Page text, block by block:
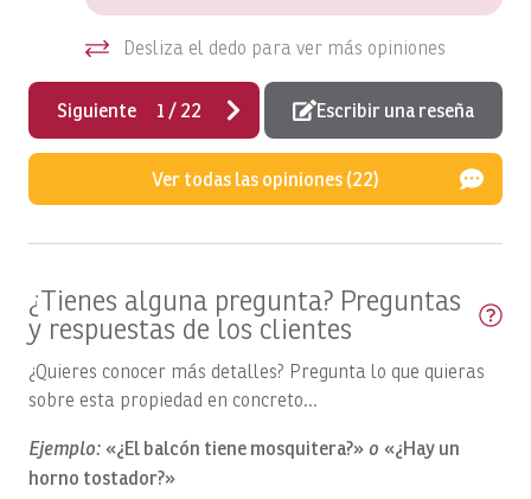
Barcos, «HOO'S YOUR DADDY»: Día completo
Barcos, Macushla: día completo
Barcos, Open Fly
Barcos, PREDATOR: Día completo
Barcos, SEA FLY: Día completo
Barcos, SUNNY ONE: Día completo
Barcos, SUNNY ONE: Medio día
Barcos, SUNNY ONE: Día completo
Desliza el dedo para ver más opiniones
Siguiente 1 / 22 Escribir una reseña
Ver todas las opiniones (22)
¿Tienes alguna pregunta? Preguntas
y respuestas de los clientes
¿Quieres conocer más detalles? Pregunta lo que quieras
sobre esta propiedad en concreto...
Ejemplo: «¿El balcón tiene mosquitera?» o «¿Hay un
horno tostador?»